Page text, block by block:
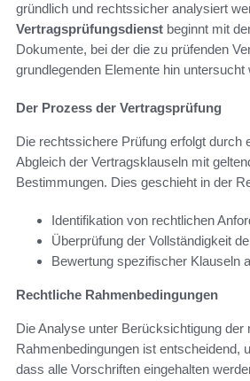
gründlich und rechtssicher analysiert
Vertragsprüfungsdienst beginnt mit
Dokumente, bei der die zu prüfenden
grundlegenden Elemente hin untersucht
Der Prozess der Vertragsprüfung
Die rechtssichere Prüfung erfolgt durch
Abgleich der Vertragsklauseln mit
Bestimmungen. Dies geschieht in der
Identifikation von rechtlichen
Überprüfung der Vollständigkeit
Bewertung spezifischer Klauseln
Rechtliche Rahmenbedingungen
Die Analyse unter Berücksichtigung der
Rahmenbedingungen ist entscheidend,
dass alle Vorschriften eingehalten